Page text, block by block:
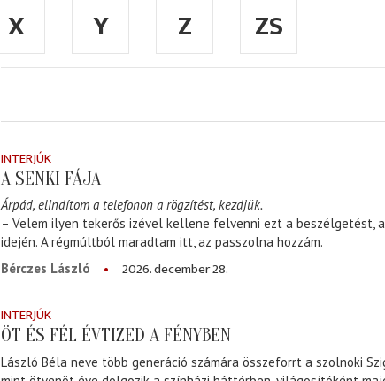
X Y Z ZS
INTERJÚK
A SENKI FÁJA
Árpád, elindítom a telefonon a rögzítést, kezdjük.
– Velem ilyen tekerős izével kellene felvenni ezt a beszélgetést,
idején. A régmúltból maradtam itt, az passzolna hozzám.
Bérczes László
2026. december 28.
INTERJÚK
ÖT ÉS FÉL ÉVTIZED A FÉNYBEN
László Béla neve több generáció számára összeforrt a szolnoki